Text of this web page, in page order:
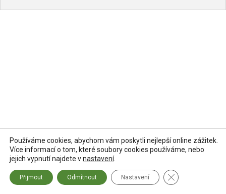
Používáme cookies, abychom vám poskytli nejlepší online zážitek.
Více informací o tom, které soubory cookies používáme, nebo
jejich vypnutí najdete vnastavení.
Přijmout Odmítnout Nastavení Zavřít banner